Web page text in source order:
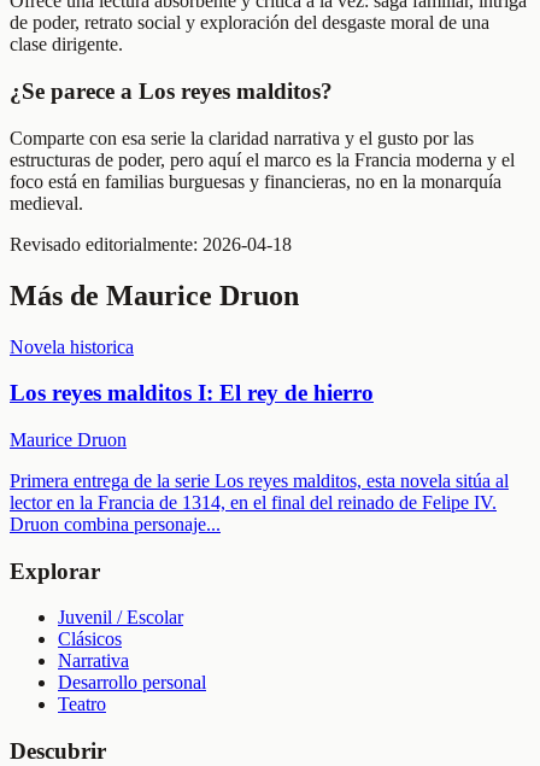
de poder, retrato social y exploración del desgaste moral de una
clase dirigente.
¿Se parece a Los reyes malditos?
Comparte con esa serie la claridad narrativa y el gusto por las
estructuras de poder, pero aquí el marco es la Francia moderna y el
foco está en familias burguesas y financieras, no en la monarquía
medieval.
Revisado editorialmente: 2026-04-18
Más de Maurice Druon
Novela historica
Los reyes malditos I: El rey de hierro
Maurice Druon
Primera entrega de la serie Los reyes malditos, esta novela sitúa al
lector en la Francia de 1314, en el final del reinado de Felipe IV.
Druon combina personaje...
Explorar
Juvenil / Escolar
Clásicos
Narrativa
Desarrollo personal
Teatro
Descubrir